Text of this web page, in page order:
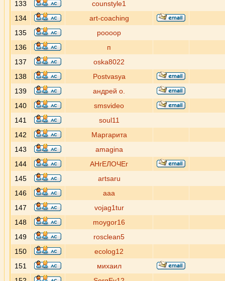
133
counstyle1
134
art-coaching
135
poooop
136
п
137
oska8022
138
Postvasya
139
андрей о.
140
smsvideo
141
soul11
142
Маргарита
143
amagina
144
АНгЕЛОЧЕг
145
artsaru
146
aaa
147
vojag1tur
148
moygor16
149
rosclean5
150
ecolog12
151
михаил